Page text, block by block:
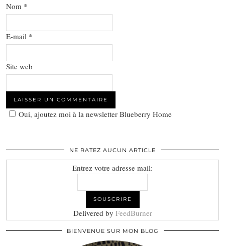
Nom *
E-mail *
Site web
Oui, ajoutez moi à la newsletter Blueberry Home
NE RATEZ AUCUN ARTICLE
Entrez votre adresse mail:
Delivered by FeedBurner
BIENVENUE SUR MON BLOG